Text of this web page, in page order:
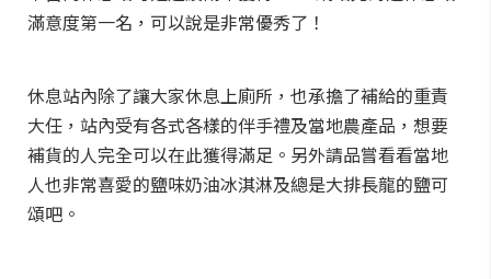
滿意度第一名，可以說是非常優秀了！
休息站內除了讓大家休息上廁所，也承擔了補給的重責
大任，站內受有各式各樣的伴手禮及當地農產品，想要
補貨的人完全可以在此獲得滿足。另外請品嘗看看當地
人也非常喜愛的鹽味奶油冰淇淋及總是大排長龍的鹽可
頌吧。